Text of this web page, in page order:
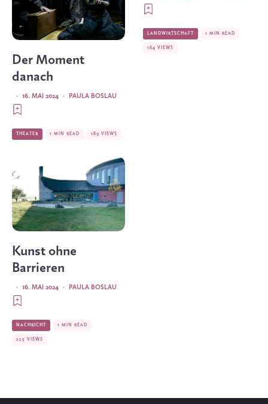
Der Moment
danach
PAULA BOSLAU
·
16. MAI 2024
·
THEATER 1 MIN READ 189 VIEWS
Kunst ohne
Barrieren
PAULA BOSLAU
·
16. MAI 2024
·
NACHRICHT 1 MIN READ
225 VIEWS
LANDWIRTSCHAFT 1 MIN READ
164 VIEWS